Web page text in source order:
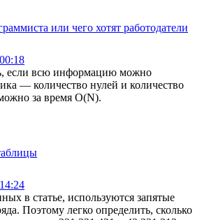
или чего хотят работодатели
если всю информацию можно
— количество нулей и количество
за время O(N).
в статье, используются запятые
Поэтому легко определить, сколько